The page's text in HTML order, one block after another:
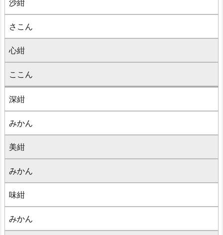
沙紺
さこん
心紺
ここん
深紺
みかん
美紺
みかん
味紺
みかん